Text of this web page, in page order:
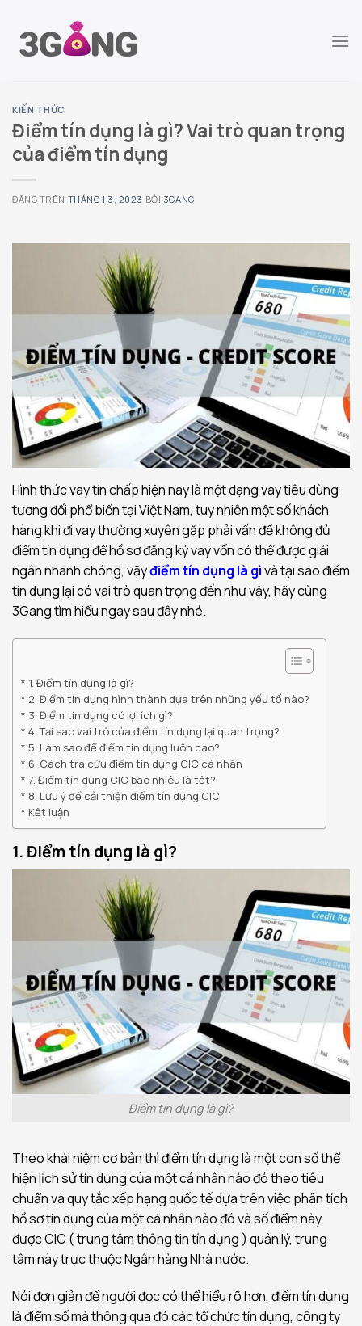
đến
KIẾN THỨC
Điểm tín dụng là gì? Vai trò quan trọng
của điểm tín dụng
ĐĂNG TRÊN THÁNG 1 3, 2023 BỞI 3GANG
Hình thức vay tín chấp hiện nay là một dạng vay tiêu dùng
tương đối phổ biến tại Việt Nam, tuy nhiên một số khách
hàng khi đi vay thường xuyên gặp phải vấn đề không đủ
điểm tín dụng để hồ sơ đăng ký vay vốn có thể được giải
ngân nhanh chóng, vậyđiểm tín dụng là gìvà tại sao điểm
tín dụng lại có vai trò quan trọng đến như vậy, hãy cùng
3Gang tìm hiểu ngay sau đây nhé.
1. Điểm tín dụng là gì?
2. Điểm tín dụng hình thành dựa trên những yếu tố nào?
3. Điểm tín dụng có lợi ích gì?
4. Tại sao vai trò của điểm tín dụng lại quan trọng?
5. Làm sao để điểm tín dụng luôn cao?
6. Cách tra cứu điểm tín dụng CIC cá nhân
7. Điểm tín dụng CIC bao nhiêu là tốt?
8. Lưu ý để cải thiện điểm tín dụng CIC
Kết luận
1. Điểm tín dụng là gì?
Điểm tín dụng là gì?
Theo khái niệm cơ bản thì điểm tín dụng là một con số thể
hiện lịch sử tín dụng của một cá nhân nào đó theo tiêu
chuẩn và quy tắc xếp hạng quốc tế dựa trên việc phân tích
hồ sơ tín dụng của một cá nhân nào đó và số điểm này
được CIC ( trung tâm thông tin tín dụng ) quản lý, trung
tâm này trực thuộc Ngân hàng Nhà nước.
Nói đơn giản để người đọc có thể hiểu rõ hơn, điểm tín dụng
là điểm số mà thông qua đó các tổ chức tín dụng, công ty